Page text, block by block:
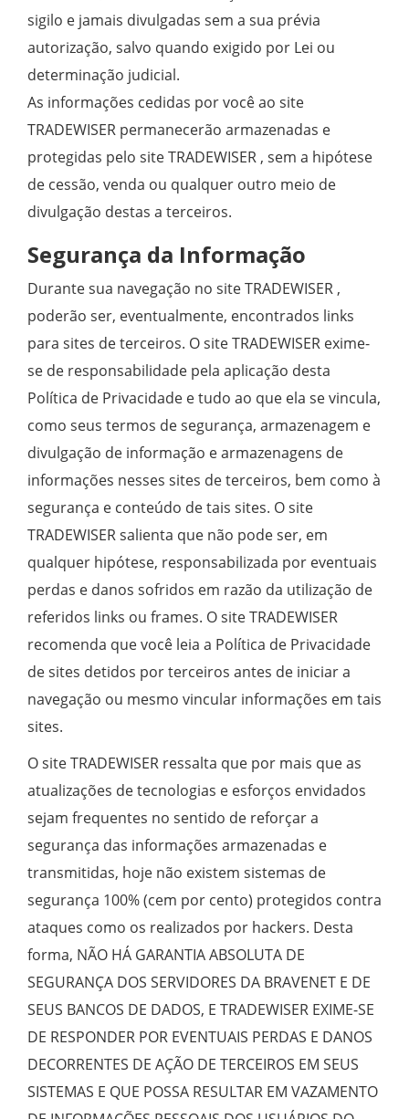
sigilo e jamais divulgadas sem a sua prévia
autorização, salvo quando exigido por Lei ou
determinação judicial.
As informações cedidas por você ao site
TRADEWISER permanecerão armazenadas e
protegidas pelo site TRADEWISER , sem a hipótese
de cessão, venda ou qualquer outro meio de
divulgação destas a terceiros.
Segurança da Informação
Durante sua navegação no site TRADEWISER ,
poderão ser, eventualmente, encontrados links
para sites de terceiros. O site TRADEWISER exime-
se de responsabilidade pela aplicação desta
Política de Privacidade e tudo ao que ela se vincula,
como seus termos de segurança, armazenagem e
divulgação de informação e armazenagens de
informações nesses sites de terceiros, bem como à
segurança e conteúdo de tais sites. O site
TRADEWISER salienta que não pode ser, em
qualquer hipótese, responsabilizada por eventuais
perdas e danos sofridos em razão da utilização de
referidos links ou frames. O site TRADEWISER
recomenda que você leia a Política de Privacidade
de sites detidos por terceiros antes de iniciar a
navegação ou mesmo vincular informações em tais
sites.
O site TRADEWISER ressalta que por mais que as
atualizações de tecnologias e esforços envidados
sejam frequentes no sentido de reforçar a
segurança das informações armazenadas e
transmitidas, hoje não existem sistemas de
segurança 100% (cem por cento) protegidos contra
ataques como os realizados por hackers. Desta
forma, NÃO HÁ GARANTIA ABSOLUTA DE
SEGURANÇA DOS SERVIDORES DA BRAVENET E DE
SEUS BANCOS DE DADOS, E TRADEWISER EXIME-SE
DE RESPONDER POR EVENTUAIS PERDAS E DANOS
DECORRENTES DE AÇÃO DE TERCEIROS EM SEUS
SISTEMAS E QUE POSSA RESULTAR EM VAZAMENTO